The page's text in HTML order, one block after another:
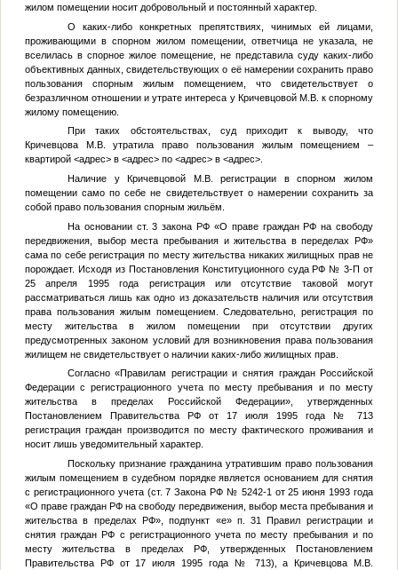
жилом помещении носит добровольный и постоянный характер.
О каких-либо конкретных препятствиях, чинимых ей лицами,
проживающими в спорном жилом помещении, ответчица не указала, не
вселилась в спорное жилое помещение, не представила суду каких-либо
объективных данных, свидетельствующих о её намерении сохранить право
пользования спорным жилым помещением, что свидетельствует о
безразличном отношении и утрате интереса у Кричевцовой М.В. к спорному
жилому помещению.
При таких обстоятельствах, суд приходит к выводу, что
Кричевцова М.В. утратила право пользования жилым помещением –
квартирой <адрес>в <адрес>по <адрес>в <адрес>.
Наличие у Кричевцовой М.В. регистрации в спорном жилом
помещении само по себе не свидетельствует о намерении сохранить за
собой право пользования спорным жильём.
На основании ст. 3 закона РФ «О праве граждан РФ на свободу
передвижения, выбор места пребывания и жительства в переделах РФ»
сама по себе регистрация по месту жительства никаких жилищных прав не
порождает. Исходя из Постановления Конституционного суда РФ № 3-П от
25 апреля 1995 года регистрация или отсутствие таковой могут
рассматриваться лишь как одно из доказательств наличия или отсутствия
права пользования жилым помещением. Следовательно, регистрация по
месту жительства в жилом помещении при отсутствии других
предусмотренных законом условий для возникновения права пользования
жилищем не свидетельствует о наличии каких-либо жилищных прав.
Согласно «Правилам регистрации и снятия граждан Российской
Федерации с регистрационного учета по месту пребывания и по месту
жительства в пределах Российской Федерации», утвержденных
Постановлением Правительства РФ от 17 июля 1995 года № 713
регистрация граждан производится по месту фактического проживания и
носит лишь уведомительный характер.
Поскольку признание гражданина утратившим право пользования
жилым помещением в судебном порядке является основанием для снятия
с регистрационного учета (ст. 7 Закона РФ № 5242-1 от 25 июня 1993 года
«О праве граждан РФ на свободу передвижения, выбор места пребывания и
жительства в пределах РФ», подпункт «е» п. 31 Правил регистрации и
снятия граждан РФ с регистрационного учета по месту пребывания и по
месту жительства в пределах РФ, утвержденных Постановлением
Правительства РФ от 17 июля 1995 года № 713), а Кричевцова М.В.